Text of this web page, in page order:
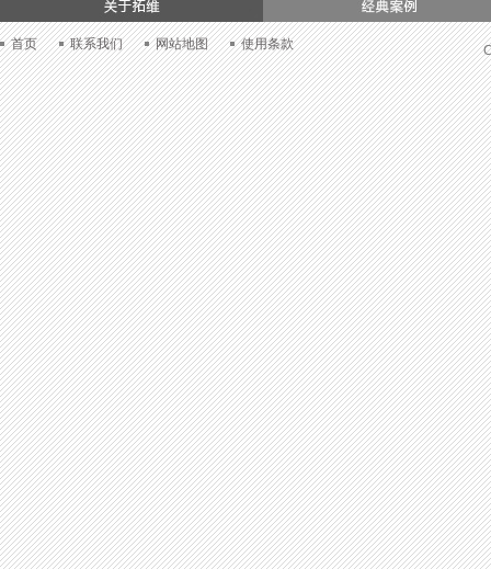
首页 联系我们 网站地图 使用条款